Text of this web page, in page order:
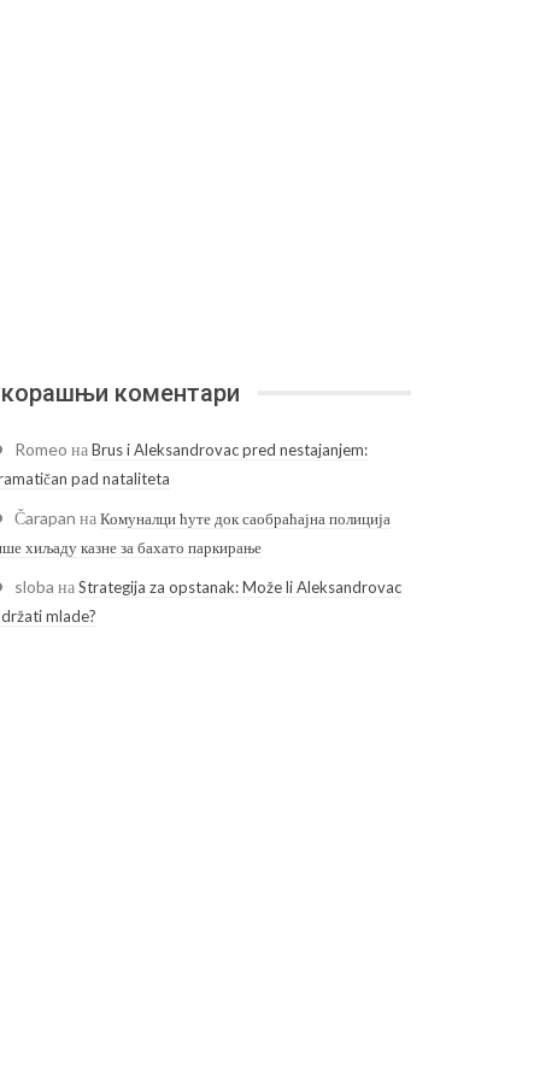
коментари
Romeo наBrus i Aleksandrovac pred nestajanjem:
pad nataliteta
Čarapan наКомуналци ћуте док саобраћајна полиција
хиљаду казне за бахато паркирање
sloba наStrategija za opstanak: Može li Aleksandrovac
mlade?